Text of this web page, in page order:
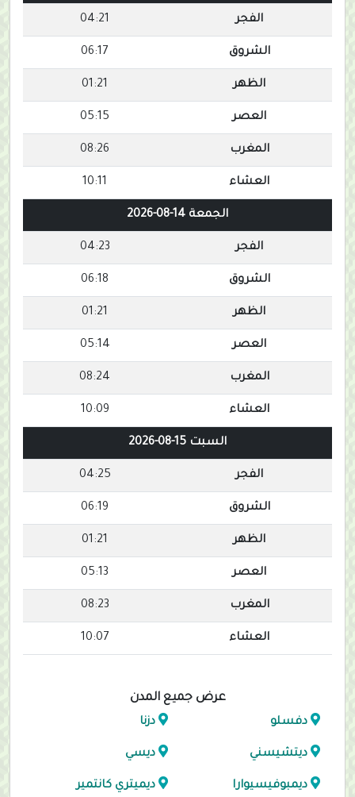
الفجر 04:21
الشروق 06:17
الظهر 01:21
العصر 05:15
المغرب 08:26
العشاء 10:11
الجمعة 14-08-2026
الفجر 04:23
الشروق 06:18
الظهر 01:21
العصر 05:14
المغرب 08:24
العشاء 10:09
السبت 15-08-2026
الفجر 04:25
الشروق 06:19
الظهر 01:21
العصر 05:13
المغرب 08:23
العشاء 10:07
عرض جميع المدن
دفسلو دزنا
ديتشيسني ديسي
ديمبوفيسيوارا ديميتري كانتمير